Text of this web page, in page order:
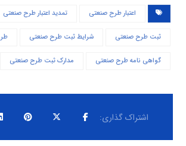
اعتبار طرح صنعتی تمدید اعتبار طرح صنعتی
ثبت طرح صنعتی شرایط ثبت طرح صنعتی
گواهی نامه طرح صنعتی مدارک ثبت طرح صنعتی